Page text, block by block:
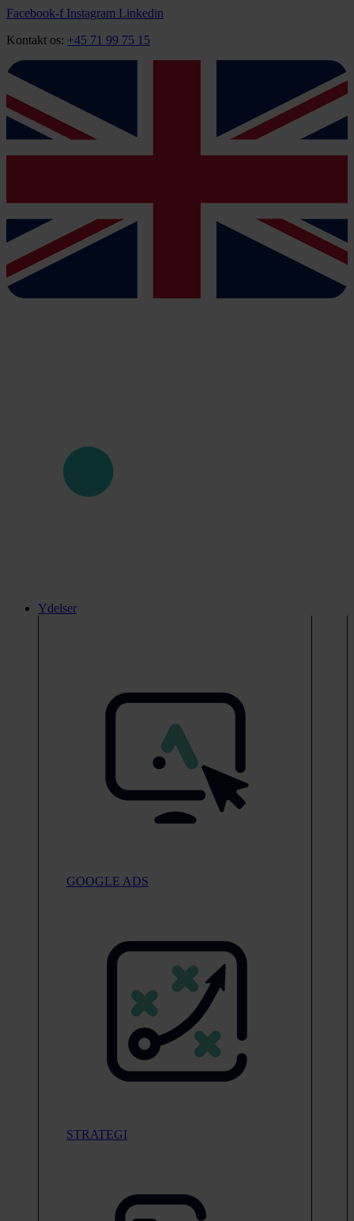
Videre
indhold
Facebook-f Instagram Linkedin
Kontakt os: +45 71 99 75 15
Ydelser
GOOGLE ADS
STRATEGI